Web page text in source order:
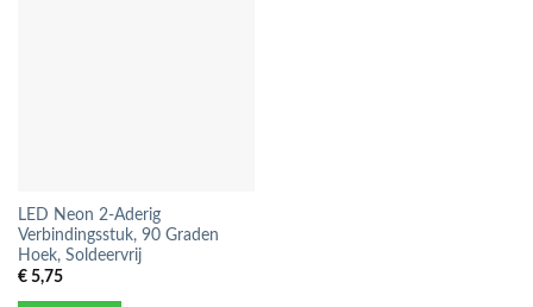
LED Neon 2-Aderig
Verbindingsstuk, 90 Graden
Hoek, Soldeervrij
€5,75